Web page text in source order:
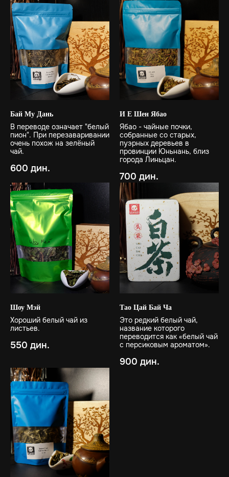
Бай Му Дань
В переводе означает "белый
пион". При перезаваривании
очень похож на зелёный
чай.
600 дин.
И Е Шен Ябао
Ябао - чайные почки,
собранные со старых,
пуэрных деревьев в
провинции Юньнань, близ
города Линьцан.
700 дин.
Шоу Мэй
Хороший белый чай из
листьев.
550 дин.
Тао Цай Бай Ча
Это редкий белый чай,
название которого
переводится как «белый чай
с персиковым ароматом».
900 дин.